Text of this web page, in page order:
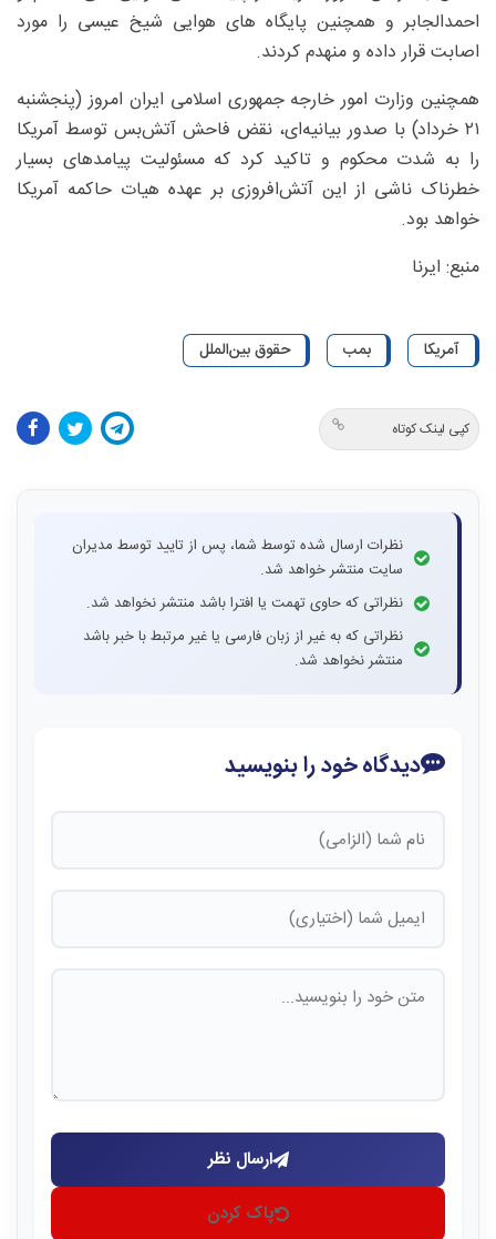
احمدالجابر و همچنین پایگاه های هوایی شیخ عیسی را مورد
اصابت قرار داده و منهدم کردند.
همچنین وزارت امور خارجه جمهوری اسلامی ایران امروز (پنجشنبه
۲۱ خرداد) با صدور بیانیه‌ای، نقض فاحش آتش‌بس توسط آمریکا
را به شدت محکوم و تاکید کرد که مسئولیت پیامدهای بسیار
خطرناک ناشی از این آتش‌افروزی بر عهده هیات حاکمه آمریکا
خواهد بود.
منبع: ایرنا
آمریکا بمب حقوق بین‌الملل
کپی لینک کوتاه
نظرات ارسال شده توسط شما، پس از تایید توسط مدیران
سایت منتشر خواهد شد.
نظراتی که حاوی تهمت یا افترا باشد منتشر نخواهد شد.
نظراتی که به غیر از زبان فارسی یا غیر مرتبط با خبر باشد
منتشر نخواهد شد.
دیدگاه خود را بنویسید
ارسال نظر
پاک کردن